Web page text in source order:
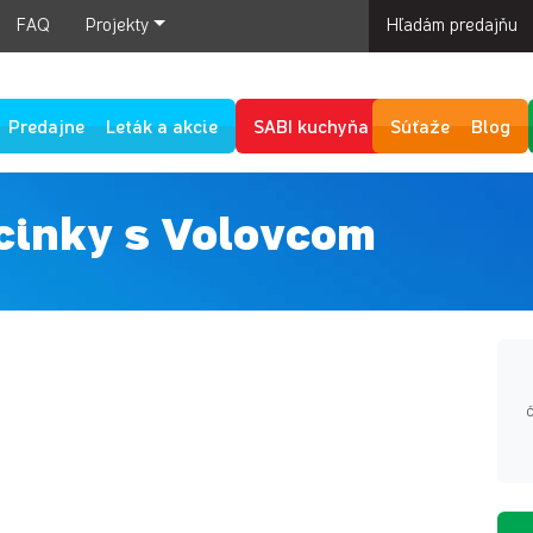
FAQ Projekty Hľadám predajňu
Predajne Leták a akcie SABI kuchyňa Súťaže Blog
s Volovcom